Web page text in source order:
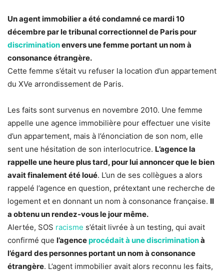
Un agent immobilier a été condamné ce mardi 10
décembre par le tribunal correctionnel de Paris pour
discriminationenvers une femme portant un nom à
consonance étrangère.
Cette femme s’était vu refuser la location d’un appartement
du XVe arrondissement de Paris.
Les faits sont survenus en novembre 2010. Une femme
appelle une agence immobilière pour effectuer une visite
d’un appartement, mais à l’énonciation de son nom, elle
sent une hésitation de son interlocutrice. L’agence la
rappelle une heure plus tard, pour lui annoncer que le bien
avait finalement été loué. L’un de ses collègues a alors
rappelé l’agence en question, prétextant une recherche de
logement et en donnant un nom à consonance française. Il
a obtenu un rendez-vous le jour même.
Alertée, SOS racisme s’était livrée à un testing, qui avait
confirmé que l’agenceprocédait à une discriminationà
l’égard des personnes portant un nom à consonance
étrangère. L’agent immobilier avait alors reconnu les faits,